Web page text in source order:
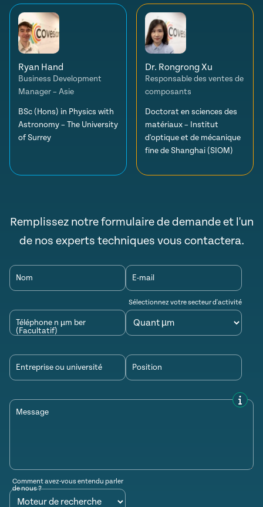
Ryan Hand
Business Development
Manager – Asie
BSc (Hons) in Physics with
Astronomy – The University
of Surrey
Dr. Rongrong Xu
Responsable des ventes de
composants
Doctorat en sciences des
matériaux – Institut
d'optique et de mécanique
fine de Shanghai (SIOM)
Remplissez notre formulaire de demande et l'un
de nos experts techniques vous contactera.
Nom E-mail
Téléphone n µm ber
(Facultatif)
Sélectionnez votre secteur d'activité
Entreprise ou université Position
Message
Comment avez-vous entendu parler
de nous ?